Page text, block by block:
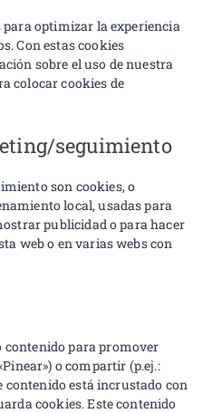
optimizar la experiencia
Con estas cookies
sobre el uso de nuestra
colocar cookies de
seguimiento
son cookies, o
local, usadas para
publicidad o para hacer
web o en varias webs con
para promover
o compartir (p.ej.:
contenido está incrustado con
cookies. Este contenido